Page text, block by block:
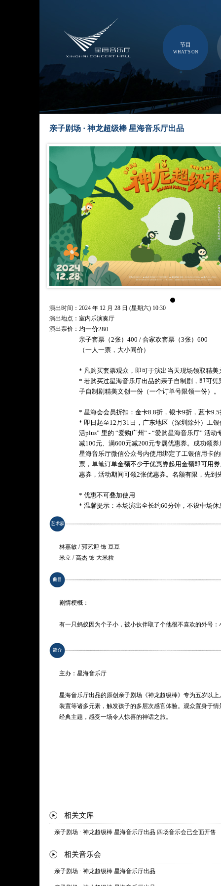
节目
WHAT'S ON
亲子剧场 · 神龙超级棒 星海音乐厅出品
演出时间：2024 年 12 月 28 日 (星期六) 10:30
演出地点：室内乐演奏厅
演出票价： 均一价280
亲子套票（2张）400 / 合家欢套票（3张）600
（一人一票，大小同价）
* 凡购买套票观众，即可于演出当天现场领取精美
* 若购买过星海音乐厅出品的亲子自制剧，即可
子自制剧精美文创一份（一个订单号限领一份）。
* 星海会会员折扣：金卡8.8折，银卡9折，蓝卡
* 即日起至12月31日，广东地区（深圳除外）工
活plus” 里的 “爱购广州” - “爱购星海音乐厅” 活
减100元、满600元减200元专属优惠券。成功领
星海音乐厅微信公众号内使用绑定了工银信用卡
票，单笔订单金额不少于优惠券起用金额即可用
惠券，活动期间可领2张优惠券。名额有限，先到
* 优惠不可叠加使用
* 温馨提示：本场演出全长约60分钟，不设中场
林嘉敏 / 郭艺迎 饰 豆豆
米立 / 高杰 饰 大米粒
麦琪韵 / 吴梓岚 饰 小蜜蜂
角色：
蚁，对于自己是否将拥有非凡的经历，它在努力，但将信将疑
蚂蚁大米粒：同龄人的佼佼者，能力突出，所以有点傲慢，
在意别人的意见，因为境遇的巨大变化，他意识到自己也不
蚂蚁卡卡：大米粒的跟班，缺乏主见，现有秩序的天然拥护
小蜜蜂：是生活在森林里的一只小蜜蜂，也是星海音乐厅一
职责，就是报道全新启动的亲子剧场·神龙超级棒，他们都喜
剧情梗概：
有一只蚂蚁因为个子小，被小伙伴取了个他很不喜欢的外号
开，这是一场奇遇，也是一次在成长中发现自我的契机。在
也是参与者。
主办：星海音乐厅
星海音乐厅出品的原创亲子剧场《神龙超级棒》专为五岁以
装置等诸多元素，触发孩子的多层次感官体验。观众置身于情
经典主题，感受一场令人惊喜的神话之旅。
相关文库
亲子剧场 · 神龙超级棒 星海音乐厅出品 四场音乐会已全面开售
相关音乐会
亲子剧场 · 神龙超级棒 星海音乐厅出品